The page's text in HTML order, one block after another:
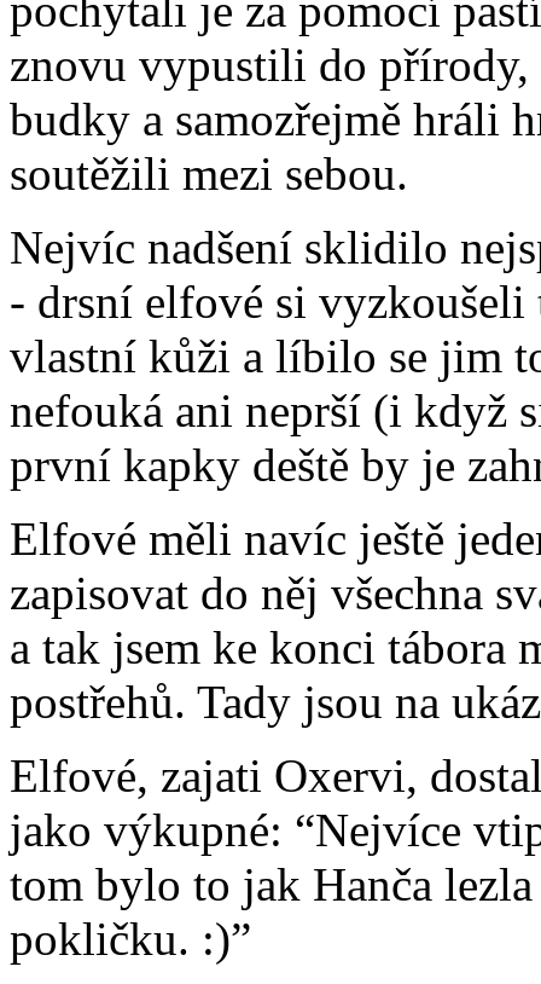
znovu vypustili do
budky a samozřejmě hráli
soutěžili mezi sebou.
Nejvíc nadšení sklidilo
- drsní elfové si vyzkoušeli
vlastní kůži a líbilo se jim
nefouká ani neprší (i když
první kapky deště by je
Elfové měli navíc ještě
zapisovat do něj všechna
a tak jsem ke konci tábora
postřehů. Tady jsou na
Elfové, zajati Oxervi,
jako výkupné: “Nejvíce
tom bylo to jak Hanča
pokličku. :)”